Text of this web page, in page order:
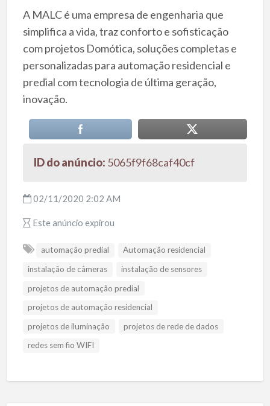
A MALC é uma empresa de engenharia que
simplifica a vida, traz conforto e sofisticação
com projetos Domótica, soluções completas e
personalizadas para automação residencial e
predial com tecnologia de última geração,
inovação.
ID do anúncio: 5065f9f68caf40cf
02/11/2020 2:02 AM
Este anúncio expirou
automação predial
Automação residencial
instalação de câmeras
instalação de sensores
projetos de automação predial
projetos de automação residencial
projetos de iluminação
projetos de rede de dados
redes sem fio WIFI